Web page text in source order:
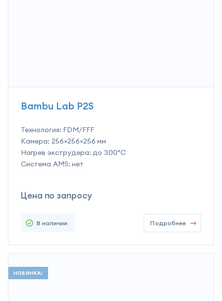
Bambu Lab P2S
Технология: FDM/FFF
Камера: 256×256×256 мм
Нагрев экструдера: до 300°C
Система AMS: нет
Цена по запросу
В наличии Подробнее
НОВИНКА!